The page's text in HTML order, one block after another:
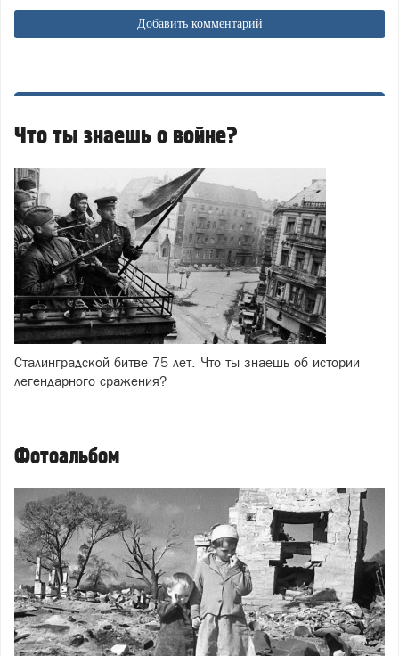
Добавить комментарий
Что ты знаешь о войне?
Сталинградской битве 75 лет. Что ты знаешь об истории
легендарного сражения?
Фотоальбом